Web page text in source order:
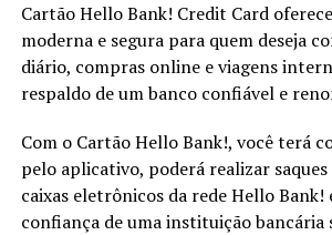
Cartão Hello Bank! Credit Card
moderna e segura para quem deseja
diário, compras online e viagens
respaldo de um banco confiável e
Com o Cartão Hello Bank!, você terá
pelo aplicativo, poderá realizar
caixas eletrônicos da rede Hello Bank!
confiança de uma instituição bancária